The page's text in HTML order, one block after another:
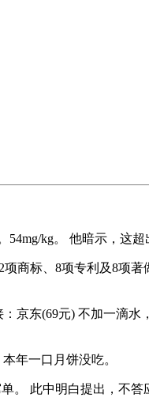
kg。 他暗示，这超
标、8项专利及8项著
东(69元) 不加一滴水
年一口月饼没吃。
此中明白提出，不答